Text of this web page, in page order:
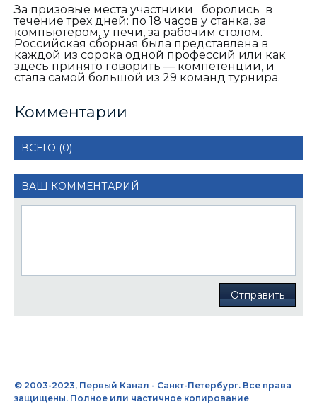
За призовые места участники боролись в
течение трех дней: по 18 часов у станка, за
компьютером, у печи, за рабочим столом.
Российская сборная была представлена в
каждой из сорока одной профессий или как
здесь принято говорить — компетенции, и
стала самой большой из 29 команд турнира.
Комментарии
ВСЕГО (0)
ВАШ КОММЕНТАРИЙ
Отправить
© 2003-2023, Первый Канал - Санкт-Петербург. Все права
защищены. Полное или частичное копирование